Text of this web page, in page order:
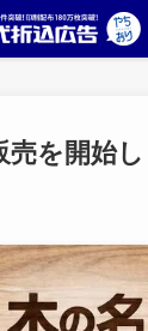
売を開始